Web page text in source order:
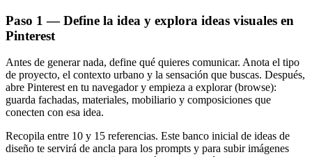
Paso 1 — Define la idea y explora ideas visuales en
Pinterest
Antes de generar nada, define qué quieres comunicar. Anota el tipo
de proyecto, el contexto urbano y la sensación que buscas. Después,
abre Pinterest en tu navegador y empieza a explorar (browse):
guarda fachadas, materiales, mobiliario y composiciones que
conecten con esa idea.
Recopila entre 10 y 15 referencias. Este banco inicial de ideas de
diseño te servirá de ancla para los prompts y para subir imágenes